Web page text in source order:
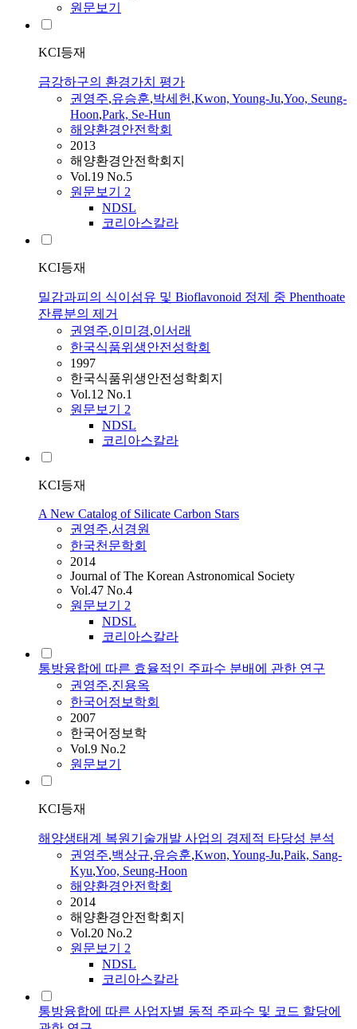
원문보기
KCI등재
금강하구의 환경가치 평가
권영주,유승훈,박세헌,Kwon, Young-Ju,Yoo, Seung-
Hoon,Park, Se-Hun
해양환경안전학회
2013
해양환경안전학회지
Vol.19 No.5
원문보기 2
NDSL
코리아스칼라
KCI등재
밀감과피의 식이섬유 및 Bioflavonoid 정제 중 Phenthoate
잔류분의 제거
권영주,이미경,이서래
한국식품위생안전성학회
1997
한국식품위생안전성학회지
Vol.12 No.1
원문보기 2
NDSL
코리아스칼라
KCI등재
A New Catalog of Silicate Carbon Stars
권영주,서경원
한국천문학회
2014
Journal of The Korean Astronomical Society
Vol.47 No.4
원문보기 2
NDSL
코리아스칼라
통방융합에 따른 효율적인 주파수 분배에 관한 연구
권영주,진용옥
한국어정보학회
2007
한국어정보학
Vol.9 No.2
원문보기
KCI등재
해양생태계 복원기술개발 사업의 경제적 타당성 분석
권영주,백상규,유승훈,Kwon, Young-Ju,Paik, Sang-
Kyu,Yoo, Seung-Hoon
해양환경안전학회
2014
해양환경안전학회지
Vol.20 No.2
원문보기 2
NDSL
코리아스칼라
통방융합에 따른 사업자별 동적 주파수 및 코드 할당에